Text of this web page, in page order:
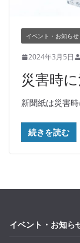
イベント・お知らせ
2024年3月5日
災害時
新聞紙は災害
続きを読む
イベント・お知ら